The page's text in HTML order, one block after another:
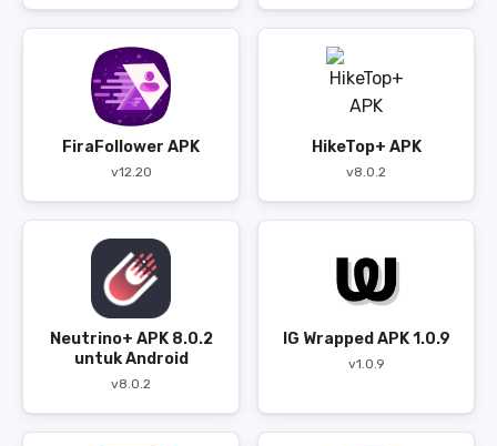
FiraFollower APK
v12.20
HikeTop+ APK
v8.0.2
Neutrino+ APK 8.0.2
untuk Android
v8.0.2
IG Wrapped APK 1.0.9
v1.0.9